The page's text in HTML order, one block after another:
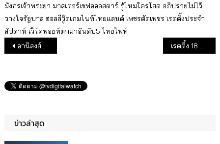
มังกรเจ้าพระยา มาสเตอร์เชฟออลสตาร์ รู้ไหมใครโสด อภิปรายไม่ไว้
วางใจรัฐบาล ฮอลลีวู๊ดเกมไนท์ไทยแลนด์ เพชรตัดเพชร เรตติ้งประจำ
สัปดาห์ เวิร์คพอยท์ตกมาอันดับ5 ไทยไฟท์
แนะแนวเรื่อง
อานิสงส์คืนช่อง+เงินช่วยเหลือกสทช. ทำ อสมท.ปี 62 รายได้เพิ่ม 16% เรตติ้ง 18 ช่องทีวีดิจิทัล เดือน ก.พ. 63
ข่าวล่าสุด